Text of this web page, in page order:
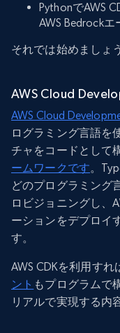
PythonでAWS
AWS Bedrock
それでは始めましょ
AWS Cloud
AWS Cloud
ログラミング言語を
チャをコードとして
ームワークです。
どのプログラミング
ロビジョニングし、
ーションをデプロイ
す。
AWS CDKを利用すれ
ント もプログラムで
リアルで実現する内